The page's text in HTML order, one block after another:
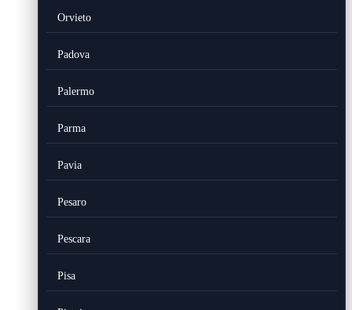
Orvieto
Padova
Palermo
Parma
Pavia
Pesaro
Pescara
Pisa